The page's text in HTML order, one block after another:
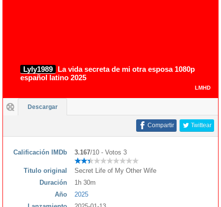
Lyly1989
La vida secreta de mi otra esposa 1080p
español latino 2025
LMHD
Descargar
Twittear
Compartir
Calificación IMDb 3.167/10 - Votos 3
Titulo original
Secret Life of My Other Wife
Duración
1h 30m
Año
2025